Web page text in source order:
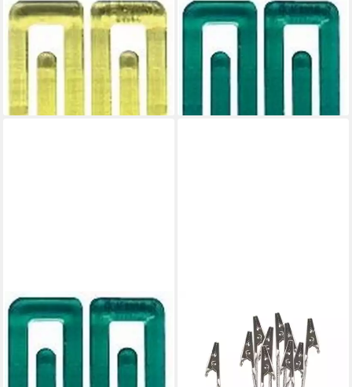
Büroklammer Büroklammern
King Klip 50mm VE=20 Stück
kristallgelb
3,53 €
lieferbar - in 9-11 Werktagen bei
Büroklammer Büroklammern
King Klip 75mm VE=5 Stück
kristallgrün
3,06 €
lieferbar - in 9-11 Werktagen bei
Büroklammer Büroklammern
King Klip 50mm VE=20 Stück
kristallgrün
3,53 €
lieferbar - in 9-11 Werktagen bei
Büroklammer Memo-Halter
Klammer, 10 Stück
11,47 €
lieferbar - in 5-6 Werktagen bei dir